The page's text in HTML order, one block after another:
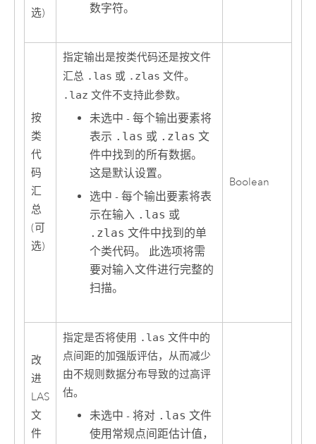
选)
数字符。
按
类
代
码
汇
总
(可
选)
指定输出是按类代码还是按文件
汇总 .las 或 .zlas 文件。
.laz 文件不支持此参数。
未选中 - 每个输出要素将
表示 .las 或 .zlas 文
件中找到的所有数据。
这是默认设置。
选中 - 每个输出要素将表
示在输入 .las 或
.zlas 文件中找到的单
个类代码。 此选项将需
要对输入文件进行完整的
扫描。
Boolean
改
进
LAS
文
件
指定是否将使用 .las 文件中的
点间距的加强版评估，从而减少
由不规则数据分布导致的过高评
估。
未选中 - 将对 .las 文件
使用常规点间距估计值，